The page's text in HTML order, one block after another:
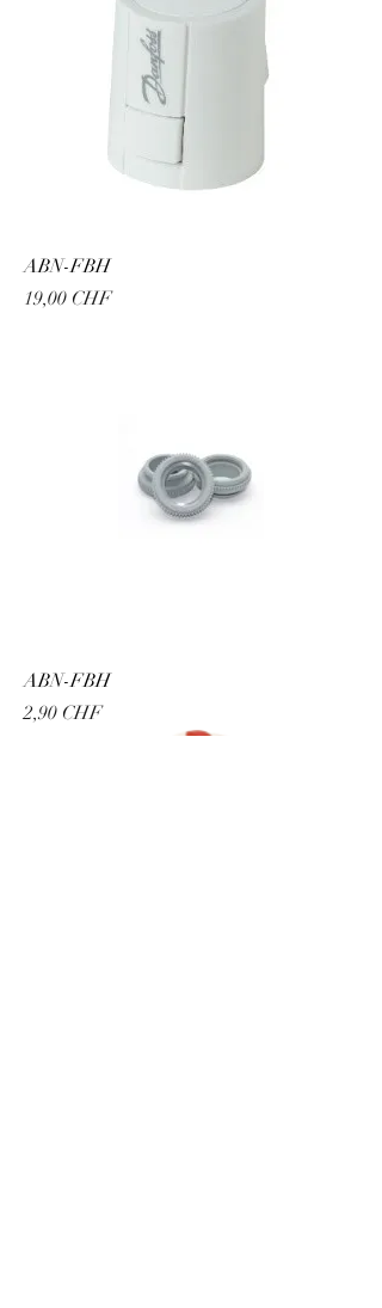
ABN-FBH
Preis
19,00 CHF
ABN-FBH
Preis
2,90 CHF